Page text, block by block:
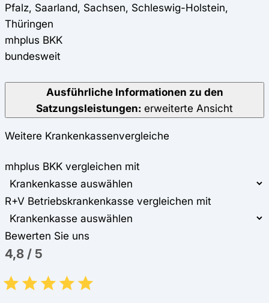
Pfalz, Saarland, Sachsen, Schleswig-Holstein,
Thüringen
mhplus BKK
bundesweit
Ausführliche Informationen zu den
Satzungsleistungen: erweiterte Ansicht
Weitere Krankenkassenvergleiche
mhplus BKK vergleichen mit
R+V Betriebskrankenkasse vergleichen mit
Bewerten Sie uns
4,8 / 5